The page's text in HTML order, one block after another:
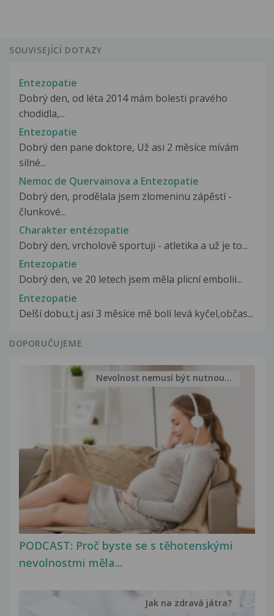
SOUVISEJÍCÍ DOTAZY
Entezopatie
Dobrý den, od léta 2014 mám bolesti pravého
chodidla,...
Entezopatie
Dobrý den pane doktore, Už asi 2 měsíce mívám
silné...
Nemoc de Quervainova a Entezopatie
Dobrý den, prodělala jsem zlomeninu zápěstí -
člunkové...
Charakter entézopatie
Dobrý den, vrcholově sportuji - atletika a už je to...
Entezopatie
Dobrý den, ve 20 letech jsem měla plicní embolii...
Entezopatie
Delší dobu,t.j asi 3 měsíce mě bolí levá kyčel,občas...
DOPORUČUJEME
PODCAST: Proč byste se s těhotenskými
nevolnostmi měla...
Nevolnost nemusí být nutnou...
Jak na zdravá játra?